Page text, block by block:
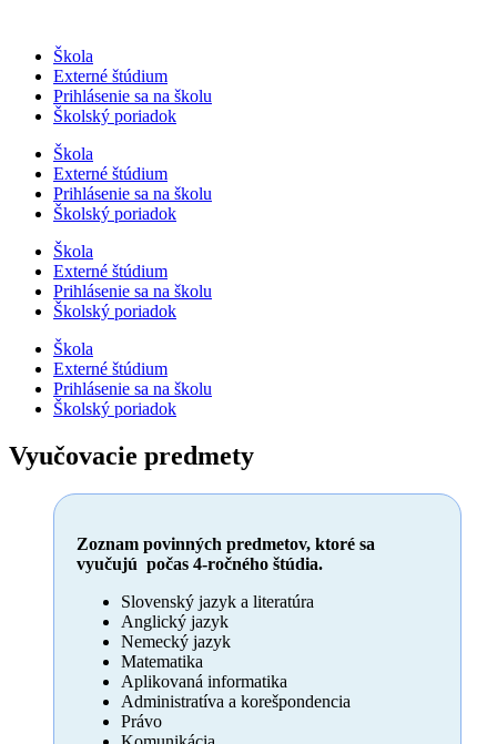
obsah
Škola
Externé štúdium
Prihlásenie sa na školu
Školský poriadok
Škola
Externé štúdium
Prihlásenie sa na školu
Školský poriadok
Škola
Externé štúdium
Prihlásenie sa na školu
Školský poriadok
Škola
Externé štúdium
Prihlásenie sa na školu
Školský poriadok
Vyučovacie predmety
Zoznam povinných predmetov, ktoré sa
vyučujú počas 4-ročného štúdia.
Slovenský jazyk a literatúra
Anglický jazyk
Nemecký jazyk
Matematika
Aplikovaná informatika
Administratíva a korešpondencia
Právo